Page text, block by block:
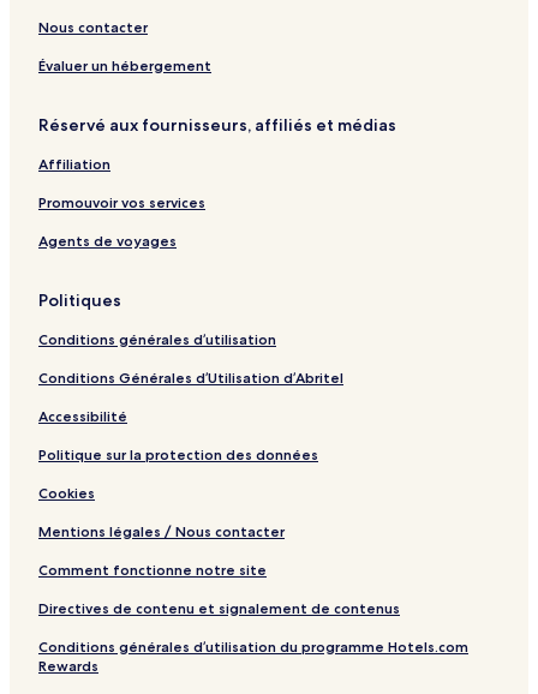
Nous contacter
Évaluer un hébergement
Réservé aux fournisseurs, affiliés et médias
Affiliation
Promouvoir vos services
Agents de voyages
Politiques
Conditions générales d’utilisation
Conditions Générales d’Utilisation d’Abritel
Accessibilité
Politique sur la protection des données
Cookies
Mentions légales / Nous contacter
Comment fonctionne notre site
Directives de contenu et signalement de contenus
Conditions générales d’utilisation du programme Hotels.com
Rewards